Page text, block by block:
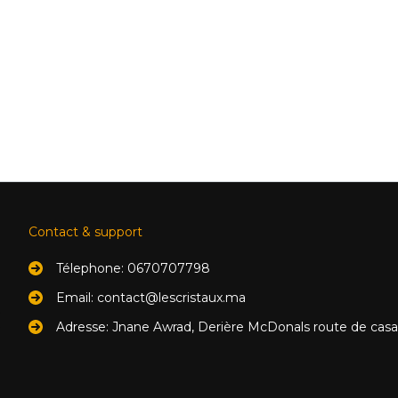
Contact & support
Télephone: 0670707798
Email: contact@lescristaux.ma
Adresse: Jnane Awrad, Derière McDonals route de casa